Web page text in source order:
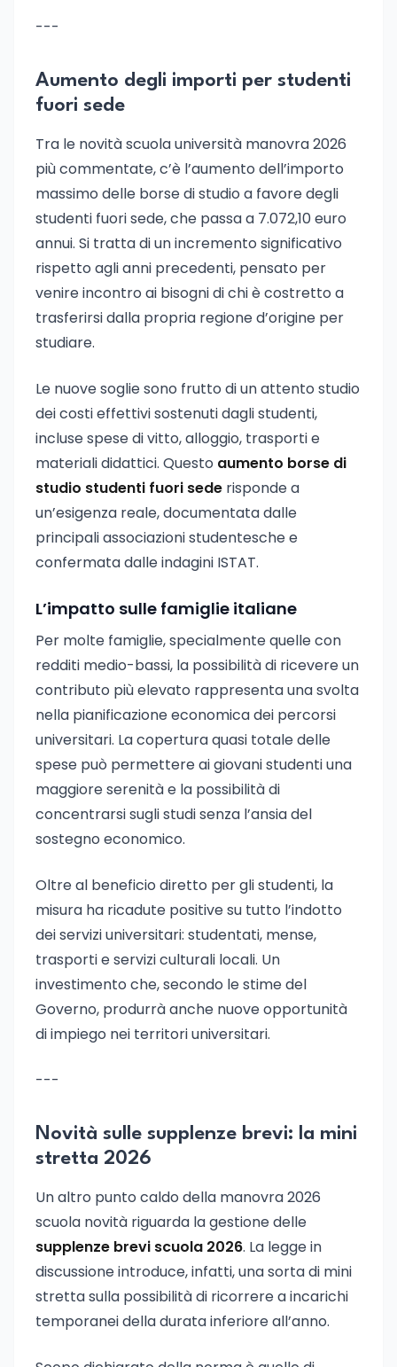
---
Aumento degli importi per studenti
fuori sede
Tra le novità scuola università manovra 2026
più commentate, c’è l’aumento dell’importo
massimo delle borse di studio a favore degli
studenti fuori sede, che passa a 7.072,10 euro
annui. Si tratta di un incremento significativo
rispetto agli anni precedenti, pensato per
venire incontro ai bisogni di chi è costretto a
trasferirsi dalla propria regione d’origine per
studiare.
Le nuove soglie sono frutto di un attento studio
dei costi effettivi sostenuti dagli studenti,
incluse spese di vitto, alloggio, trasporti e
materiali didattici. Questo aumento borse di
studio studenti fuori sede risponde a
un’esigenza reale, documentata dalle
principali associazioni studentesche e
confermata dalle indagini ISTAT.
L’impatto sulle famiglie italiane
Per molte famiglie, specialmente quelle con
redditi medio-bassi, la possibilità di ricevere un
contributo più elevato rappresenta una svolta
nella pianificazione economica dei percorsi
universitari. La copertura quasi totale delle
spese può permettere ai giovani studenti una
maggiore serenità e la possibilità di
concentrarsi sugli studi senza l’ansia del
sostegno economico.
Oltre al beneficio diretto per gli studenti, la
misura ha ricadute positive su tutto l’indotto
dei servizi universitari: studentati, mense,
trasporti e servizi culturali locali. Un
investimento che, secondo le stime del
Governo, produrrà anche nuove opportunità
di impiego nei territori universitari.
---
Novità sulle supplenze brevi: la mini
stretta 2026
Un altro punto caldo della manovra 2026
scuola novità riguarda la gestione delle
supplenze brevi scuola 2026. La legge in
discussione introduce, infatti, una sorta di mini
stretta sulla possibilità di ricorrere a incarichi
temporanei della durata inferiore all’anno.